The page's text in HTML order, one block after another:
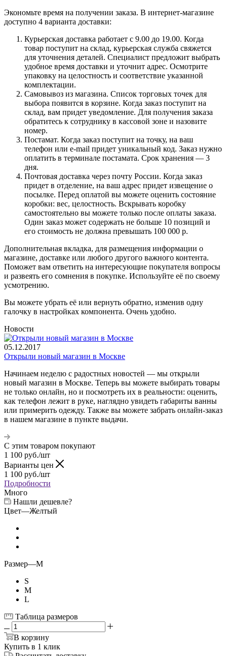
Экономьте время на получении заказа. В интернет-магазине
доступно 4 варианта доставки:
Курьерская доставка работает с 9.00 до 19.00. Когда
товар поступит на склад, курьерская служба свяжется
для уточнения деталей. Специалист предложит выбрать
удобное время доставки и уточнит адрес. Осмотрите
упаковку на целостность и соответствие указанной
комплектации.
Самовывоз из магазина. Список торговых точек для
выбора появится в корзине. Когда заказ поступит на
склад, вам придет уведомление. Для получения заказа
обратитесь к сотруднику в кассовой зоне и назовите
номер.
Постамат. Когда заказ поступит на точку, на ваш
телефон или e-mail придет уникальный код. Заказ нужно
оплатить в терминале постамата. Срок хранения — 3
дня.
Почтовая доставка через почту России. Когда заказ
придет в отделение, на ваш адрес придет извещение о
посылке. Перед оплатой вы можете оценить состояние
коробки: вес, целостность. Вскрывать коробку
самостоятельно вы можете только после оплаты заказа.
Один заказ может содержать не больше 10 позиций и
его стоимость не должна превышать 100 000 р.
Дополнительная вкладка, для размещения информации о
магазине, доставке или любого другого важного контента.
Поможет вам ответить на интересующие покупателя вопросы
и развеять его сомнения в покупке. Используйте её по своему
усмотрению.
Вы можете убрать её или вернуть обратно, изменив одну
галочку в настройках компонента. Очень удобно.
Новости
05.12.2017
Открыли новый магазин в Москве
Начинаем неделю с радостных новостей — мы открыли
новый магазин в Москве. Теперь вы можете выбирать товары
не только онлайн, но и посмотреть их в реальности: оценить,
как телефон лежит в руке, наглядно увидеть габариты ванны
или примерить одежду. Также вы можете забрать онлайн-заказ
в нашем магазине в пункте выдачи.
С этим товаром покупают
1 100 руб./шт
Варианты цен
1 100 руб./шт
Подробности
Много
Нашли дешевле?
Цвет—Желтый
Размер—M
S
M
L
Таблица размеров
В корзину
Купить в 1 клик